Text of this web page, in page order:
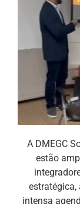
A DMEGC
estão
estratégica,
intensa